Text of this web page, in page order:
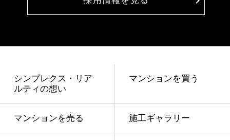
シンプレクス・リア
ルティの想い
マンションを買う
マンションを売る 施工ギャラリー